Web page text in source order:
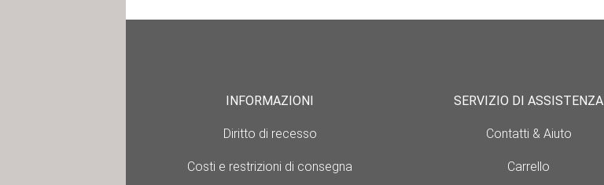
INFORMAZIONI
Diritto di recesso
Costi e restrizioni di consegna
SERVIZIO DI ASSISTENZA
Contatti & Aiuto
Carrello